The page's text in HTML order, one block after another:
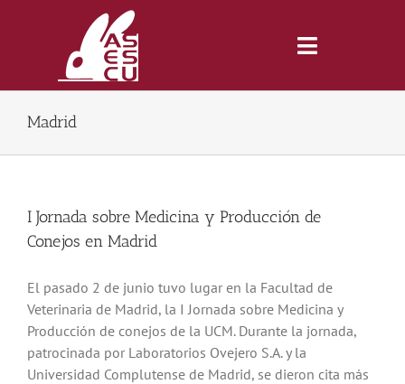
Toggle
Inicio
Tienda
Lonjas
Symposiums
Madrid
I Jornada sobre Medicina y Producción de
Conejos en Madrid
El pasado 2 de junio tuvo lugar en la Facultad de
Veterinaria de Madrid, la I Jornada sobre Medicina y
Producción de conejos de la UCM. Durante la jornada,
patrocinada por Laboratorios Ovejero S.A. y la
Universidad Complutense de Madrid, se dieron cita más